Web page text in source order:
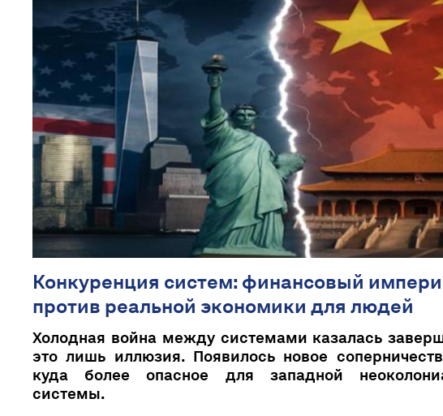
Конкуренция систем: финансовый
против реальной экономики для людей
Холодная война между системами казалась
это лишь иллюзия. Появилось новое
куда более опасное для западной
системы.